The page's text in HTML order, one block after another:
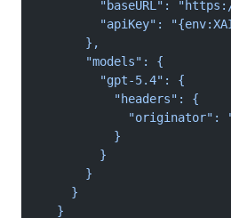
"baseURL":
"apiKey":
      },
      "models": {
        "gpt-5.4": {
          "headers": {
"originator":
          }
        }
      }
    }
  }